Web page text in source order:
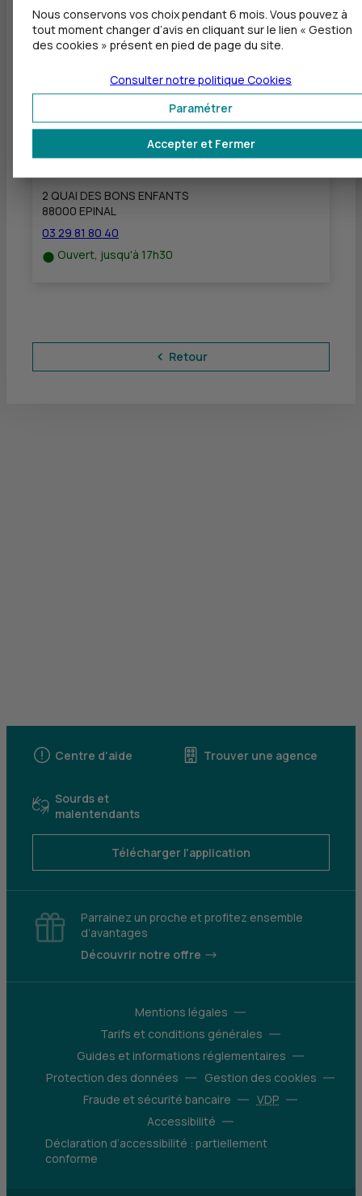
2 QUAI DES BONS ENFANTS
88026 EPINAL CEDEX
Ouvert, jusqu'à 18h00
CIC BANQUE PRIVEE NANCY - BP EPINAL
à21 km
2 QUAI DES BONS ENFANTS
88000 EPINAL
03 29 81 80 40
Ouvert, jusqu'à 17h30
Retour
Centre d'aide Trouver une agence
Sourds et
malentendants
Télécharger l'application
Parrainez un proche et profitez ensemble
d’avantages
Découvrir notre offre
Mentions légales
Tarifs et conditions générales
Guides et informations réglementaires
Protection des données
Gestion des cookies
Fraude et sécurité bancaire
VDP
Accessibilité
Déclaration d’accessibilité : partiellement
conforme
Nous conservons vos choix pendant 6 mois. Vous pouvez à
tout moment changer d’avis en cliquant sur le lien « Gestion
des cookies » présent en pied de page du site.
Accepter et Fermer
Paramétrer
Consulter notre politique Cookies